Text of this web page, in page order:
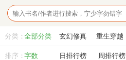
分类：全部分类 玄幻修真 重生穿越
排序： 日排行榜 周排行榜
字数